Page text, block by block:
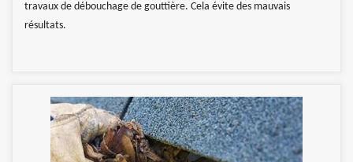
travaux de débouchage de gouttière. Cela évite des mauvais
résultats.